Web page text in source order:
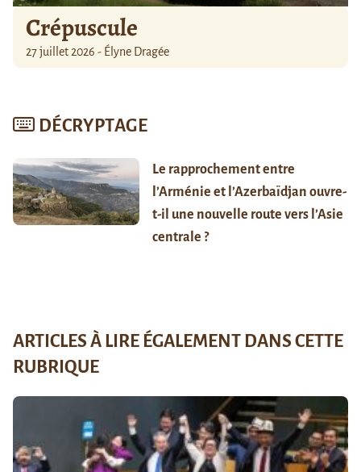
Crépuscule
27 juillet 2026 - Élyne Dragée
DÉCRYPTAGE
Le rapprochement entre
l’Arménie et l’Azerbaïdjan ouvre-
t-il une nouvelle route vers l’Asie
centrale ?
ARTICLES À LIRE ÉGALEMENT DANS CETTE
RUBRIQUE